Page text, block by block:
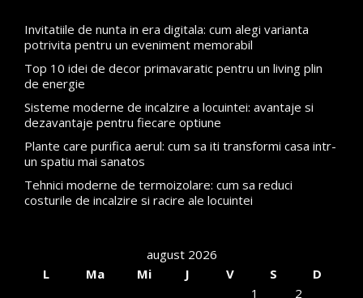
Invitatiile de nunta in era digitala: cum alegi varianta
potrivita pentru un eveniment memorabil
Top 10 idei de decor primavaratic pentru un living plin
de energie
Sisteme moderne de incalzire a locuintei: avantaje si
dezavantaje pentru fiecare optiune
Plante care purifica aerul: cum sa iti transformi casa intr-
un spatiu mai sanatos
Tehnici moderne de termoizolare: cum sa reduci
costurile de incalzire si racire ale locuintei
august 2026
L
Ma Mi J V S
D
1
2